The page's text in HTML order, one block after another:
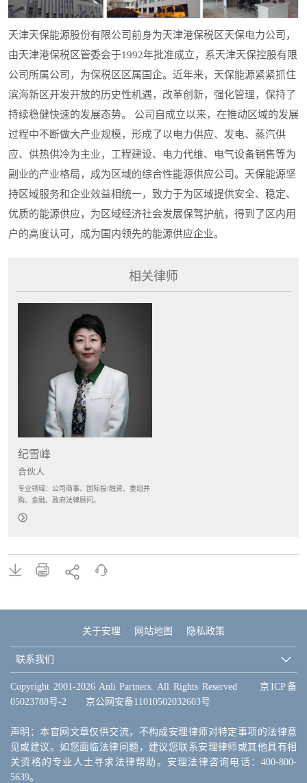
天津天保能源股份有限公司前身为天津港保税区天保电力公司，
由天津港保税区管委会于1992年批准成立，系天津天保控股有限
公司所属公司，为保税区区属国企。近年来，天保能源紧紧抓住
滨海新区开发开放的历史性机遇，改革创新，强化管理，保持了
持续稳健快速的发展态势。 公司自成立以来，在推动区域的发展
过程中不断做大产业规模，形成了以电力供应、发电、蒸汽供
应、供热供冷为主业，工程建设、电力代维、电气设备销售等为
副业的产业格局，成为区域的综合性能源供应公司。天保能源坚
持区域服务和企业效益相统一，致力于为区域提供安全、稳定、
优质的能源供应，为区域经济社会发展保驾护航，得到了区内用
户的高度认可，成为国内领先的能源供应企业。
相关律师
纪雪峰
合伙人
专业领域：公司商事、国际投/融资、重组并
购、金融、政府法律顾问。
关于安理 网站地图 隐私政策
联系我们
Copyright 2001-2026 Anli Partners. All Rights Reserved 京ICP备
05023788号-2 京公网安备11010502032603号
声明：本官网文章仅供交流，不构成安理律师对特定事项的法律意
见或建议。如您面临法律问题，建议您联系安理律师或其他具有相
关资格的专业人士寻求法律帮助。安理法律咨询电话：400-800-
5639。